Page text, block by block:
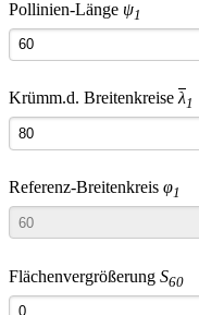
Pollinien-Länge ψ1
Krümm.d. Breitenkreiseλ1
Referenz-Breitenkreis φ1
Flächenvergrößerung S60